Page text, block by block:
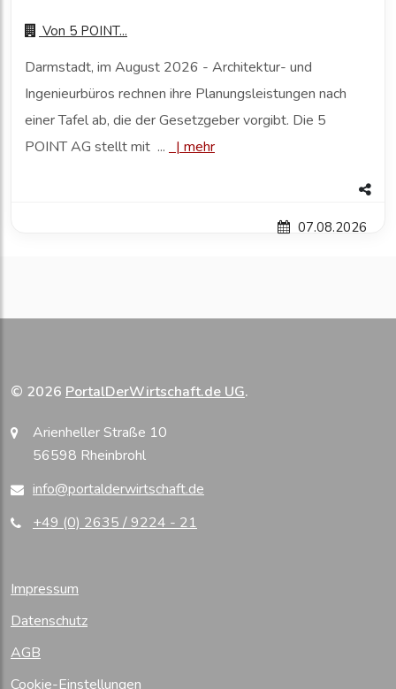
Von 5 POINT...
Darmstadt, im August 2026 - Architektur- und
Ingenieurbüros rechnen ihre Planungsleistungen nach
einer Tafel ab, die der Gesetzgeber vorgibt. Die 5
POINT AG stellt mit ...
| mehr
07.08.2026
© 2026 PortalDerWirtschaft.de UG.
Arienheller Straße 10
56598 Rheinbrohl
info@portalderwirtschaft.de
+49 (0) 2635 / 9224 - 21
Impressum
Datenschutz
AGB
Cookie-Einstellungen